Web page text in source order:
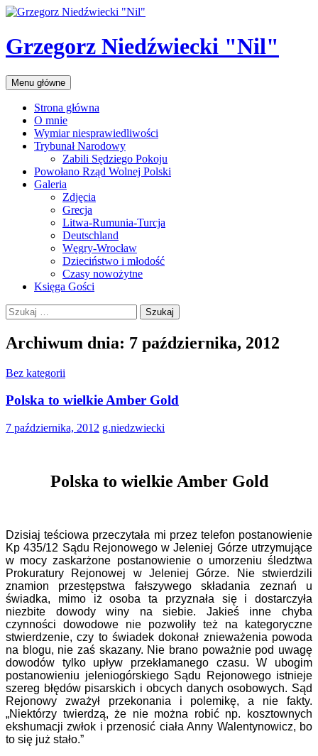
Przejdź
treści
Grzegorz Niedźwiecki "Nil"
Szukaj
Menu główne
Strona główna
O mnie
Wymiar niesprawiedliwości
Trybunał Narodowy
Zabili Sędziego Pokoju
Powołano Rząd Wolnej Polski
Galeria
Zdjęcia
Grecja
Litwa-Rumunia-Turcja
Deutschland
Węgry-Wrocław
Dzieciństwo i młodość
Czasy nowożytne
Księga Gości
Szukaj:
Archiwum dnia: 7 października, 2012
Bez kategorii
Polska to wielkie Amber Gold
7 października, 2012 g.niedzwiecki
Polska to wielkie Amber Gold
Dzisiaj teściowa przeczytała mi przez telefon postanowienie
Kp 435/12 Sądu Rejonowego w Jeleniej Górze utrzymujące
w mocy zaskarżone postanowienie o umorzeniu śledztwa
Prokuratury Rejonowej w Jeleniej Górze. Nie stwierdzili
znamion przestępstwa fałszywego składania zeznań u
świadka, mimo iż osoba ta przyznała się i dostarczyła
niezbite dowody winy na siebie. Jakieś inne chyba
czynności dowodowe nie pozwoliły też na kategoryczne
stwierdzenie, czy to świadek dokonał znieważenia powoda
na blogu, nie zaś skazany. Nie brano poważnie pod uwagę
dowodów tylko upływ przekłamanego czasu. W ubogim
postanowieniu jeleniogórskiego Sądu Rejonowego istnieje
szereg błędów pisarskich i obcych danych osobowych. Sąd
Rejonowy zważył przekonania i polemikę, a nie fakty.
„Niektórzy twierdzą, że nie można robić np. kosztownych
ekshumacji zwłok i przenosić ciała Anny Walentynowicz, bo
to się już stało.”